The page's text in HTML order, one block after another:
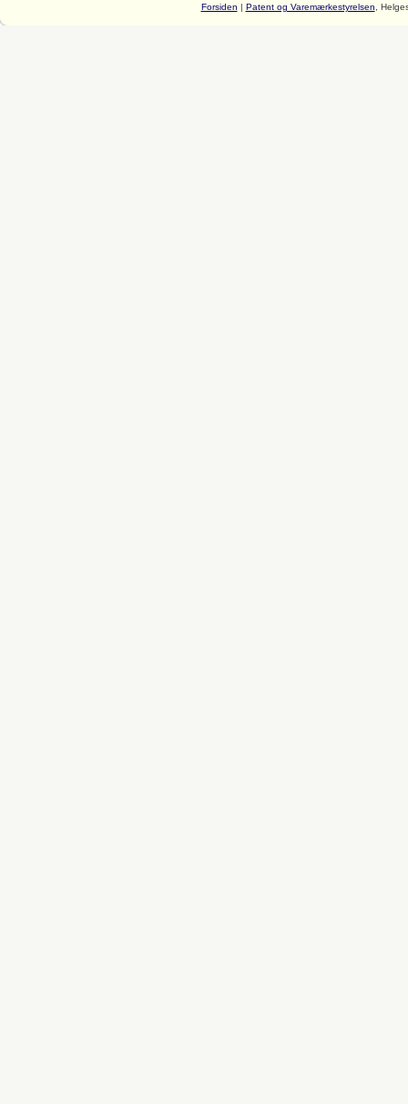
Forsiden | Patent og Varemærkestyrelsen ,